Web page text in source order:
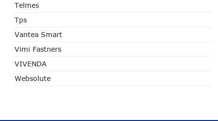
Telmes
Tps
Vantea Smart
Vimi Fastners
VIVENDA
Websolute